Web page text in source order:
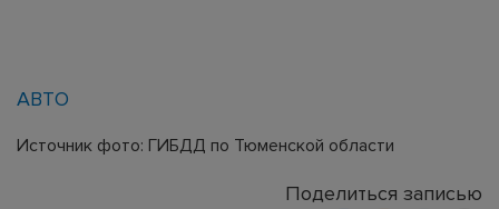
АВТО
Источник фото: ГИБДД по Тюменской области
Поделиться записью